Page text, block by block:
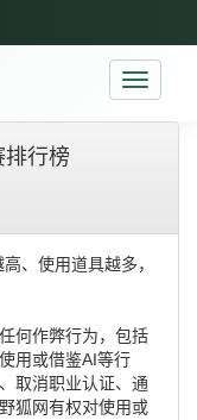
Toggle
排行榜
、使用道具越多，
何作弊行为，包括
用或借鉴AI等行
取消职业认证、通
狐网有权对使用或